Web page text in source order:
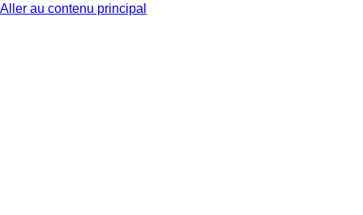
Aller au contenu principal